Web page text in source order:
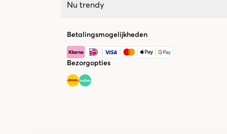
Nu trendy
Betalingsmogelijkheden
Bezorgopties